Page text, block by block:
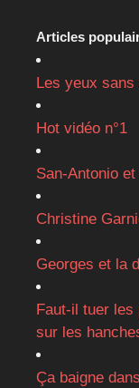
Articles
Les yeux
Hot vidéo n°1
San-Antonio
Christine
Georges et la
Faut-il tuer
sur les
Ça baigne